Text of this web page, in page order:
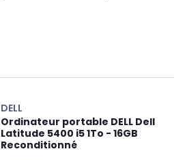
DELL
Ordinateur portable DELL Dell
Latitude 5400 i5 1To - 16GB
Reconditionné